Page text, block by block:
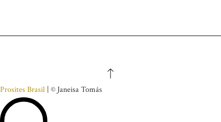
Prosites Brasil | © Janeisa Tomás